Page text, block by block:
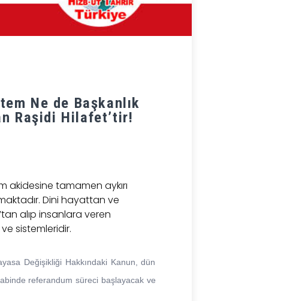
Ne de Başkanlık
Raşidi Hilafet’tir!
akidesine tamamen aykırı
Dini hayattan ve
alıp insanlara veren
sistemleridir.
Değişikliği Hakkındaki Kanun, dün
referandum süreci başlayacak ve